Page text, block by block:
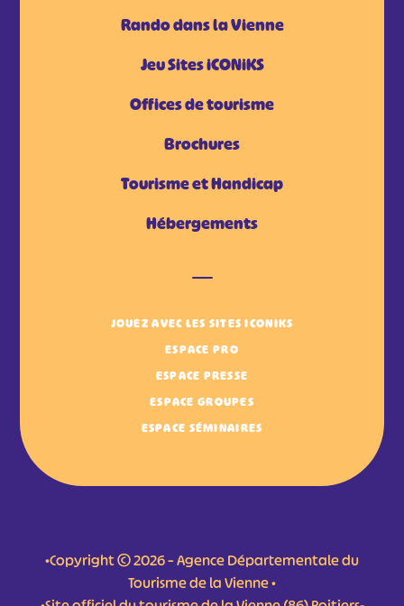
Rando dans la Vienne
Jeu Sites iCONiKS
Offices de tourisme
Brochures
Tourisme et Handicap
Hébergements
JOUEZ AVEC LES SITES ICONIKS
ESPACE PRO
ESPACE PRESSE
ESPACE GROUPES
ESPACE SÉMINAIRES
•Copyright © 2026 – Agence Départementale du
Tourisme de la Vienne •